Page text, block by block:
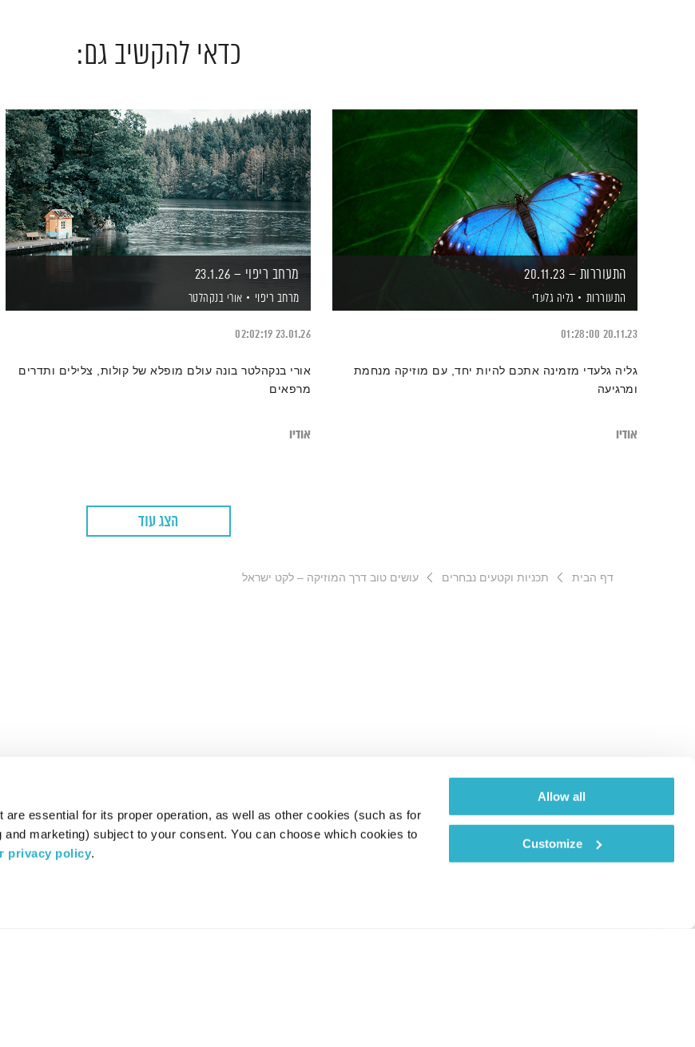
are essential for its proper operation, as well as other cookies (such as for
marketing) subject to your consent. You can choose which cookies to
privacy policy.
Allow all
Customize
כדאי להקשיב גם:
התעוררות – 20.11.23
התעוררות גליה גלעדי
20.11.23
01:28:00
גליה גלעדי מזמינה אתכם להיות יחד, עם מוזיקה מנחמת
ומרגיעה
אודיו
מרחב ריפוי – 23.1.26
מרחב ריפוי אורי בנקהלטר
23.01.26
02:02:19
אורי בנקהלטר בונה עולם מופלא של קולות, צלילים ותדרים
מרפאים
אודיו
הצג עוד
דף הבית תכניות וקטעים נבחרים עושים טוב דרך המוזיקה – לקט ישראל